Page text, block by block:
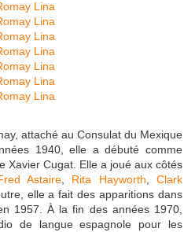
attaché au Consulat du Mexique
1940, elle a débuté comme
Xavier Cugat. Elle a joué aux côtés
Astaire, Rita Hayworth
Clark
elle a fait des apparitions dans
1957. À la fin des années 1970,
de langue espagnole pour les